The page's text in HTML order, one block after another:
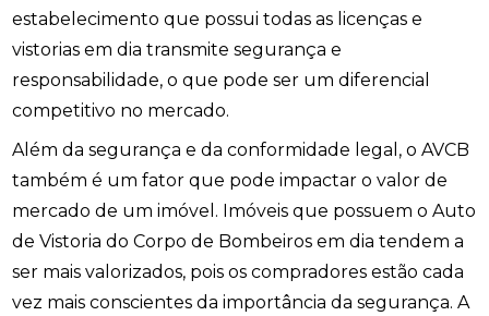
estabelecimento que possui todas as licenças e
vistorias em dia transmite segurança e
responsabilidade, o que pode ser um diferencial
competitivo no mercado.
Além da segurança e da conformidade legal, o AVCB
também é um fator que pode impactar o valor de
mercado de um imóvel. Imóveis que possuem o Auto
de Vistoria do Corpo de Bombeiros em dia tendem a
ser mais valorizados, pois os compradores estão cada
vez mais conscientes da importância da segurança. A